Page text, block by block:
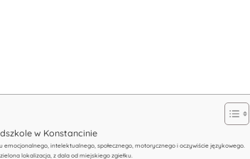
w Konstancinie
emocjonalnego, intelektualnego, społecznego, motorycznego i oczywiście językowego.
lokalizacja, z dala od miejskiego zgiełku.